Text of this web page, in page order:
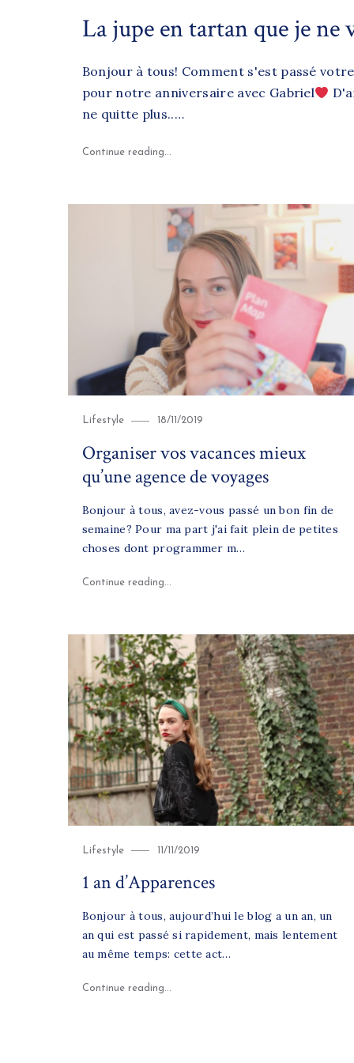
La jupe en tartan que je ne
Bonjour à tous! Comment s'est passé
pour notre anniversaire avec Gabriel
ne quitte plus..…
Continue reading"La jupe en tartan que je ne verrai sur
Category
Lifestyle
Posted
18/11/2019
Organiser vos vacances mieux
qu’une agence de voyages
Bonjour à tous, avez-vous passé un bon fin de
semaine? Pour ma part j'ai fait plein de petites
choses dont programmer m…
Continue reading"Organiser vos vacances mieux qu’une
Category
Lifestyle
Posted
11/11/2019
1 an d’Apparences
Bonjour à tous, aujourd’hui le blog a un an, un
an qui est passé si rapidement, mais lentement
au même temps: cette act…
Continue reading"1 an d’Apparences"